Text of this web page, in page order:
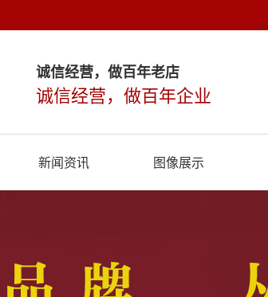
诚信经营，做百年老店
诚信经营，做百年企业
新闻资讯 图像展示